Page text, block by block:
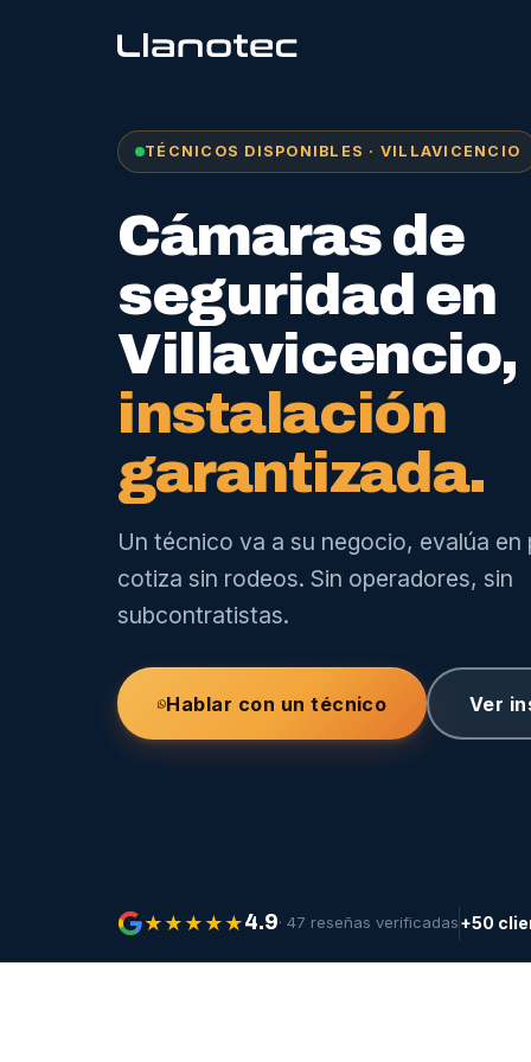
TÉCNICOS DISPONIBLES · VILLAVICENCIO
Cámaras de
seguridad en
Villavicencio,
instalación
garantizada.
Un técnico va a su negocio, evalúa en
cotiza sin rodeos. Sin operadores, sin
subcontratistas.
Hablar con un técnico Ver
★ ★ ★ ★ ★4.9· 47 reseñas verificadas+50